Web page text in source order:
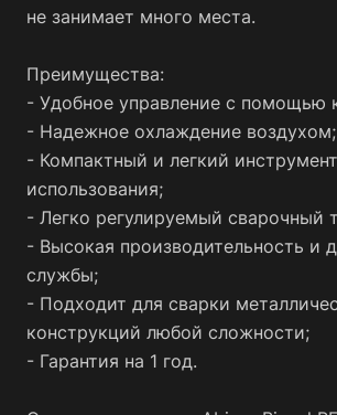
не занимает много места.
Преимущества:
- Удобное управление с помощью
- Надежное охлаждение воздухом;
- Компактный и легкий инструмент
использования;
- Легко регулируемый сварочный
- Высокая производительность и
службы;
- Подходит для сварки
конструкций любой сложности;
- Гарантия на 1 год.